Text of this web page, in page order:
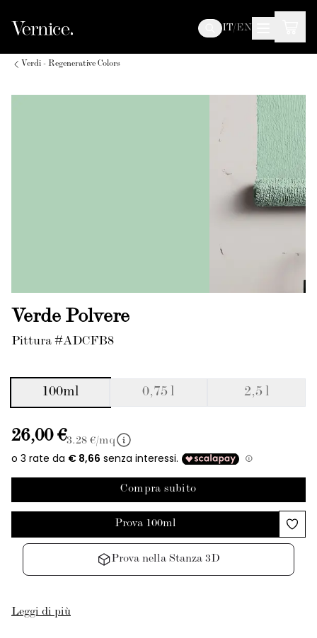
IT/EN
Verdi - Regenerative Colors
Verde Polvere
Pittura #ADCFB8
100ml 0,75 l 2,5 l
26,00 €3.28 €/mq
Compra subito
Prova 100ml
Prova nella Stanza 3D
Leggi di più